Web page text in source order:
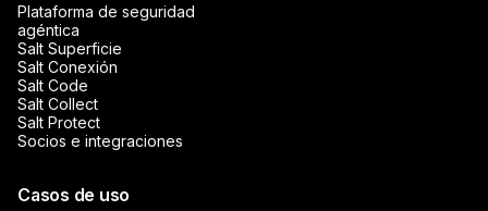
Plataforma de seguridad
agéntica
Salt Superficie
Salt Conexión
Salt Code
Salt Collect
Salt Protect
Socios e integraciones
Casos de uso